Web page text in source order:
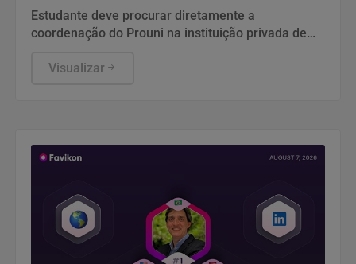
Estudante deve procurar diretamente a
coordenação do Prouni na instituição privada de
elegibilidade de seu curso e dar início aos
Visualizar